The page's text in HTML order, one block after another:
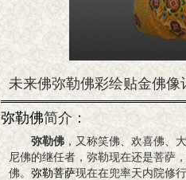
未来佛弥勒佛彩绘贴金佛像
弥勒佛简介：
弥勒佛，又称笑佛、欢喜佛、
尼佛的继任者，弥勒现在还是菩萨
佛。 弥勒菩萨现在在兜率天内院修